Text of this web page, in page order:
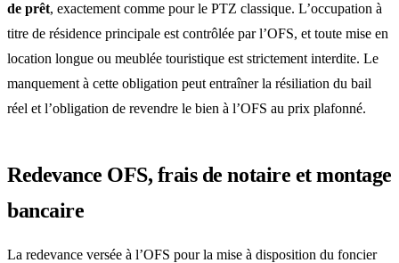
de prêt, exactement comme pour le PTZ classique. L’occupation à
titre de résidence principale est contrôlée par l’OFS, et toute mise en
location longue ou meublée touristique est strictement interdite. Le
manquement à cette obligation peut entraîner la résiliation du bail
réel et l’obligation de revendre le bien à l’OFS au prix plafonné.
Redevance OFS, frais de notaire et montage
bancaire
La redevance versée à l’OFS pour la mise à disposition du foncier